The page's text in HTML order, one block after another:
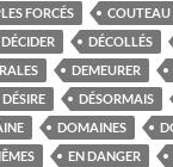
FORCÉS COUTEAU
DÉCIDER DÉCOLLÉS
DEMEURER
DÉSIRE DÉSORMAIS
DOMAINES
EN DANGER